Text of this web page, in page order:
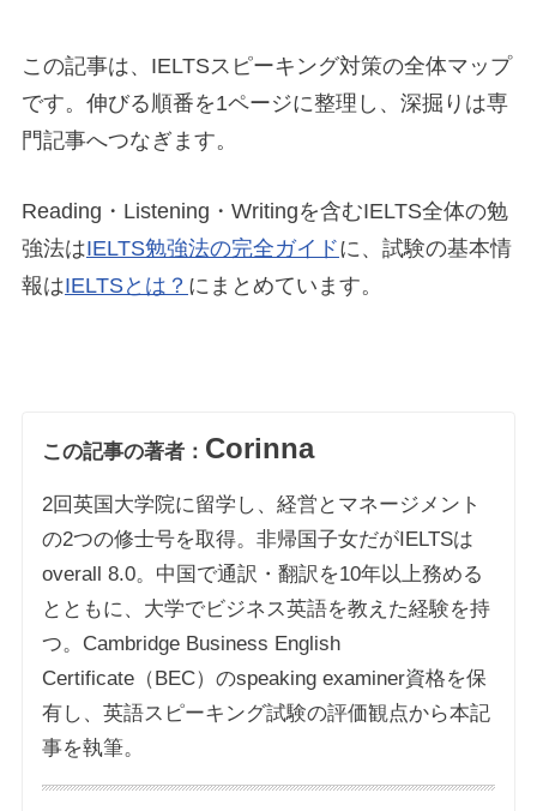
この記事は、IELTSスピーキング対策の全体マップ
です。伸びる順番を1ページに整理し、深掘りは専
門記事へつなぎます。
Reading・Listening・Writingを含むIELTS全体の勉
強法はIELTS勉強法の完全ガイドに、試験の基本情
報はIELTSとは？ にまとめています。
この記事の著者： Corinna
2回英国大学院に留学し、経営とマネージメント
の2つの修士号を取得。非帰国子女だがIELTSは
overall 8.0。中国で通訳・翻訳を10年以上務める
とともに、大学でビジネス英語を教えた経験を持
つ。Cambridge Business English
Certificate（BEC）のspeaking examiner資格を保
有し、英語スピーキング試験の評価観点から本記
事を執筆。